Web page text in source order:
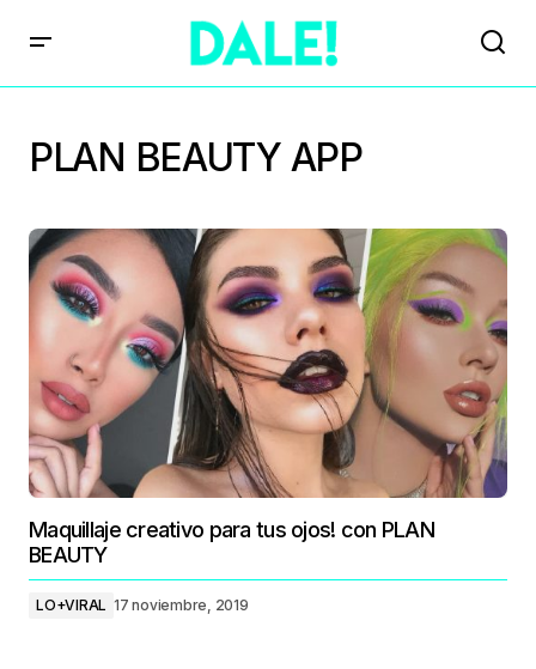
PLAN BEAUTY APP
Maquillaje creativo para tus ojos! con PLAN
BEAUTY
LO+VIRAL 17 noviembre, 2019